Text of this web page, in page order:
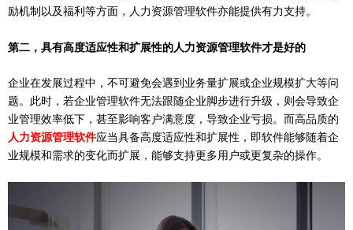
励机制以及福利等方面，人力资源管理软件亦能提供有力支持。
第二， 具有高度适应性和扩展性的人力资源管理软件才是好的
企业在发展过程中，不可避免会遇到业务量扩展或企业规模扩大等问
题。此时，若企业管理软件无法跟随企业脚步进行升级，则会导致企
业管理效率低下，甚至影响客户满意度，导致企业亏损。而高品质的
人力资源管理软件应当具备高度适应性和扩展性，即软件能够随着企
业规模和需求的变化而扩展，能够支持更多用户或更复杂的操作。